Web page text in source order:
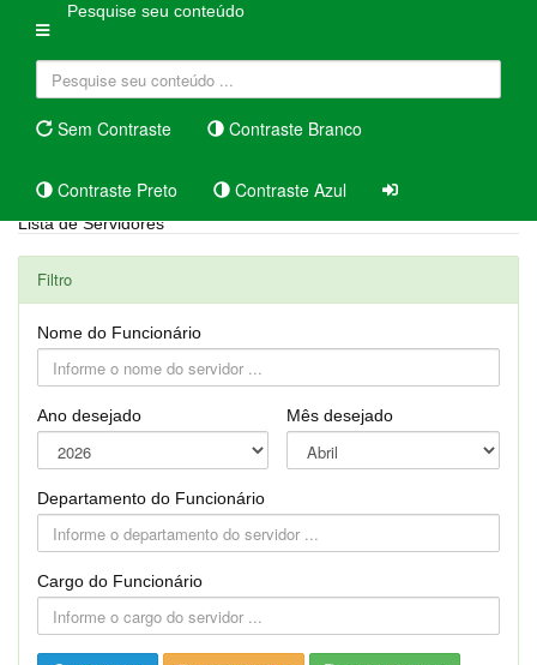
Pesquise seu conteúdo
Sem Contraste Contraste Branco
Contraste Preto Contraste Azul
Lista de Servidores
Filtro
Nome do Funcionário
Ano desejado Mês desejado
Departamento do Funcionário
Cargo do Funcionário